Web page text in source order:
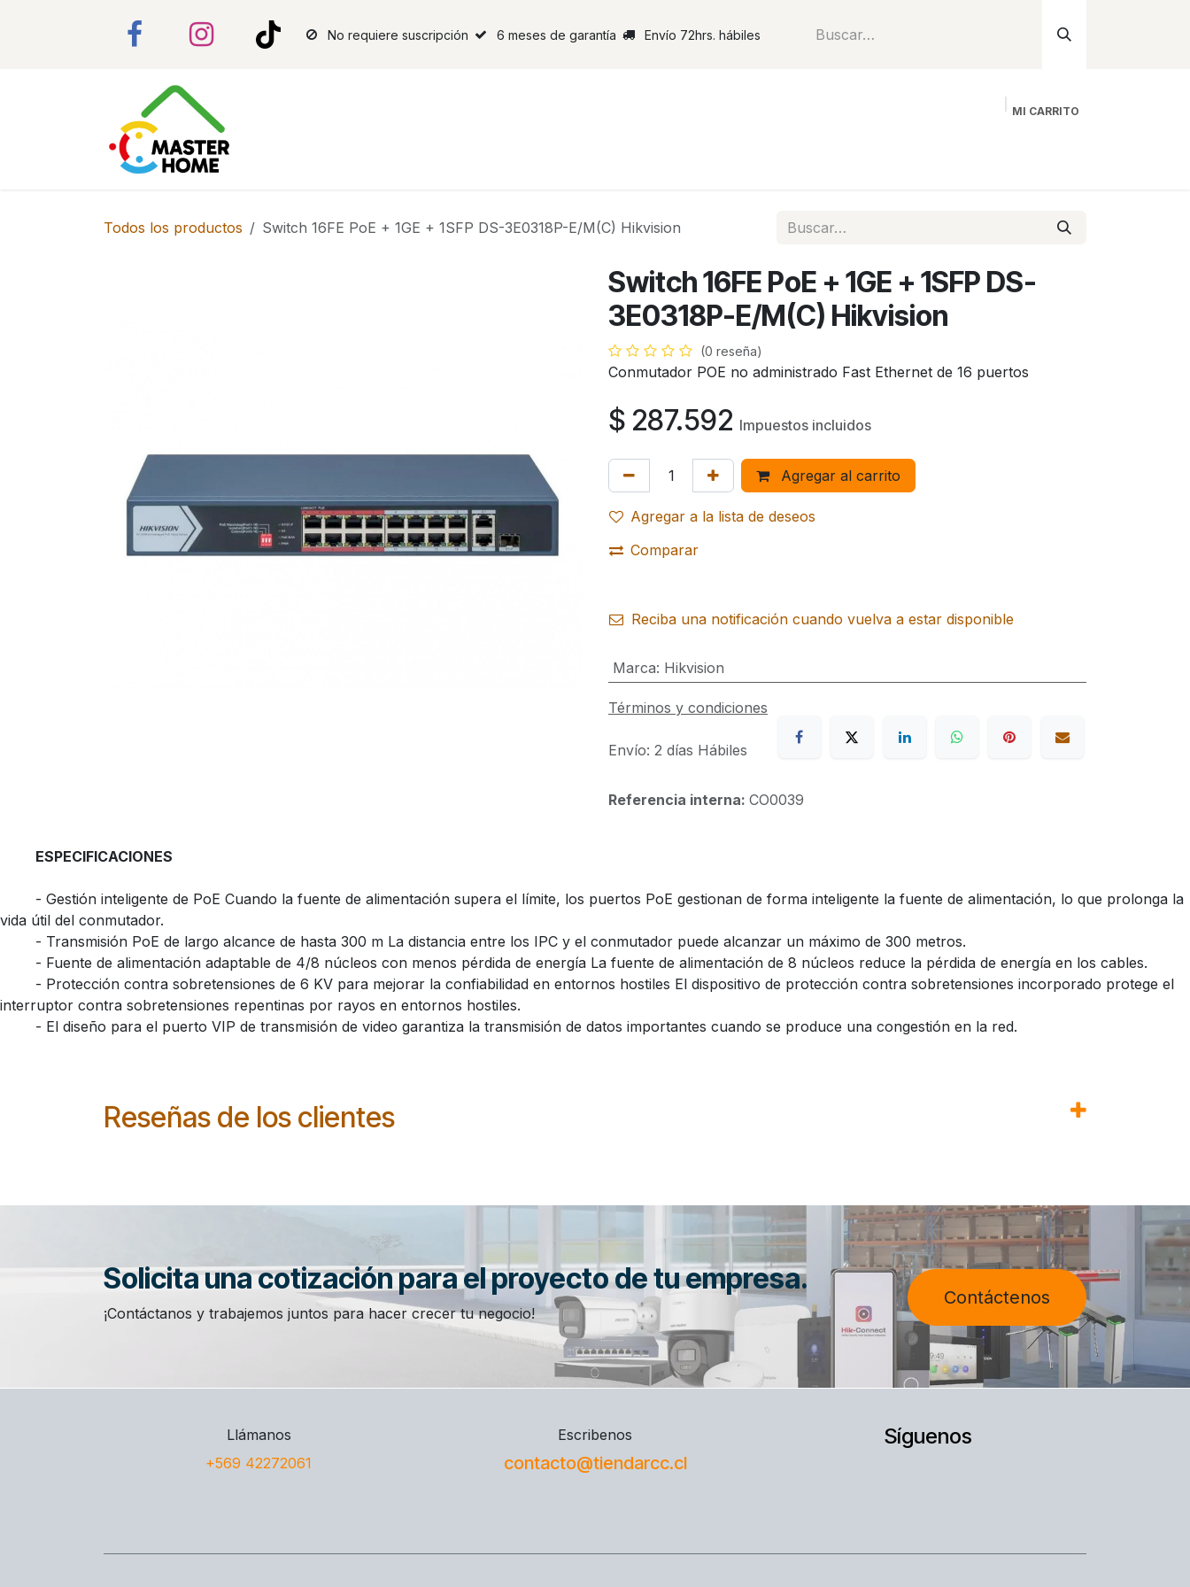
No requiere suscripción 6 meses de garantía Envío 72hrs. hábiles
MI CARRITO
Todos los productos Switch 16FE PoE + 1GE + 1SFP DS-3E0318P-E/M(C) Hikvision
Switch 16FE PoE + 1GE + 1SFP DS-
3E0318P-E/M(C) Hikvision
(0 reseña)
Conmutador POE no administrado Fast Ethernet de 16 puertos
$ 287.592 Impuestos incluidos
Agregar al carrito
Agregar a la lista de deseos
Comparar
Reciba una notificación cuando vuelva a estar disponible
Marca: Hikvision
Términos y condiciones
Envío: 2 días Hábiles
Referencia interna: CO0039
ESPECIFICACIONES
​- Gestión inteligente de PoE Cuando la fuente de alimentación supera el límite, los puertos PoE gestionan de forma inteligente la fuente de alimentación, lo que prolonga la
vida útil del conmutador.
​- Transmisión PoE de largo alcance de hasta 300 m La distancia entre los IPC y el conmutador puede alcanzar un máximo de 300 metros.
​- Fuente de alimentación adaptable de 4/8 núcleos con menos pérdida de energía La fuente de alimentación de 8 núcleos reduce la pérdida de energía en los cables.
​- Protección contra sobretensiones de 6 KV para mejorar la confiabilidad en entornos hostiles El dispositivo de protección contra sobretensiones incorporado protege el
interruptor contra sobretensiones repentinas por rayos en entornos hostiles.
​- El diseño para el puerto VIP de transmisión de video garantiza la transmisión de datos importantes cuando se produce una congestión en la red.
Reseñas de los clientes
Solicita una cotización para el proyecto de tu empresa.
¡Contáctanos y trabajemos juntos para hacer crecer tu negocio!
Contáctenos
Llámanos
+569 42272061
Escribenos
contacto@tiendarcc.cl
Síguenos